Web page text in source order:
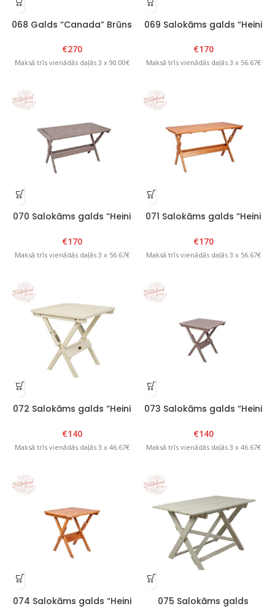
068 Galds “Canada” Brūns
€270
Maksā trīs vienādās daļās 3 x 90.00€
069 Salokāms galds “Heini
€170
Maksā trīs vienādās daļās 3 x 56.67€
070 Salokāms galds “Heini
€170
Maksā trīs vienādās daļās 3 x 56.67€
071 Salokāms galds “Heini
€170
Maksā trīs vienādās daļās 3 x 56.67€
072 Salokāms galds “Heini
€140
Maksā trīs vienādās daļās 3 x 46.67€
073 Salokāms galds “Heini
€140
Maksā trīs vienādās daļās 3 x 46.67€
074 Salokāms galds “Heini
075 Salokāms galds